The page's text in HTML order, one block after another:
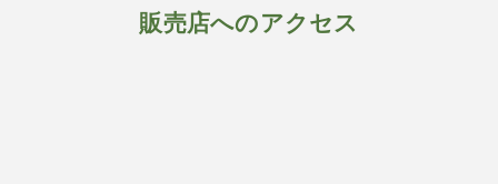
販売店へのアクセス